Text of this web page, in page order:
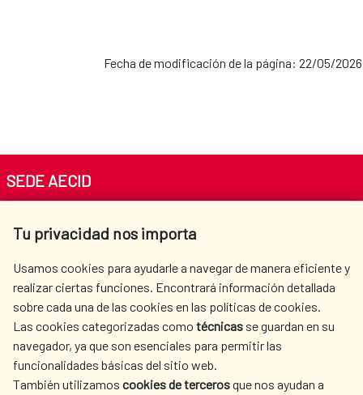
Fecha de modificación de la página: 22/05/2026
Tu privacidad nos importa
Usamos cookies para ayudarle a navegar de manera eficiente y
realizar ciertas funciones. Encontrará información detallada
sobre cada una de las cookies en las políticas de cookies.
Las cookies categorizadas como técnicas se guardan en su
navegador, ya que son esenciales para permitir las
funcionalidades básicas del sitio web.
También utilizamos cookies de tercerosque nos ayudan a
SEDE AECID
Tel. +34 900 20 30 54​​​​​​​
AECID
WHERE DO WE COOPERATE?
SPANISH HUMANITARIAN
ACTION
PRESS ROOM
CULTURE AND SCIENCE LIBRARY